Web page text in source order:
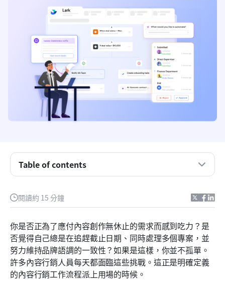
閱讀約 15 分鐘
你是否正為了應付內容創作無休止的需求而感到吃力？是
否覺得自己總是在追趕截止日期、同時處理多個專案，並
努力維持品牌語調的一致性？如果是這樣，你並不孤單。
許多內容行銷人員每天都面臨這些挑戰。這正是明確定義
的內容行銷工作流程派上用場的時候。
Table of contents
內容行銷流程中的基本步驟是什麼？
為什麼你需要內容行銷工作流程？
如何精簡內容行銷工作流程
為你的內容策略加速：Lark 如何改變你的工作流程
內容創作的障礙：避免常見的工作流程陷阱
結論
常見問題